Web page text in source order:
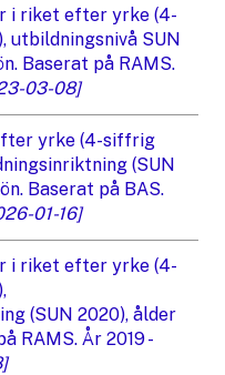
i riket efter yrke (4-
utbildningsnivå SUN
Baserat på RAMS.
03-08]
yrke (4-siffrig
(SUN
Baserat på BAS.
01-16]
i riket efter yrke (4-
(SUN 2020), ålder
RAMS. År 2019 -